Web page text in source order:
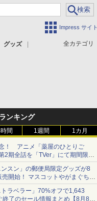
Impress サイト
全カテゴリ
グッズ
ンキング
間 1週間 1カ月
！ アニメ「薬屋のひとりご
2期全話を「TVer」にて期間限定
開始
ンスン」の郵便局限定グッズが8
売開始！ マスコットやがまぐち、
どが登場
トラベラー」70%オフで1,643
終了のセール情報まとめ【8月8日